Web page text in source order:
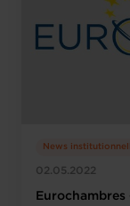
02.05.2022
News